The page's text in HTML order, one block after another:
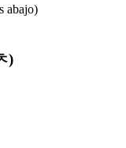
abajo)
)